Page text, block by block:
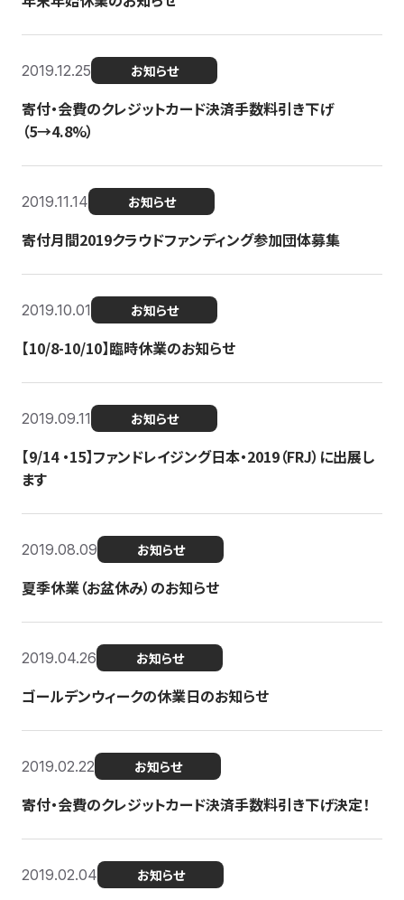
2019.12.25 お知らせ
寄付・会費のクレジットカード決済手数料引き下げ
（5→4.8%）
2019.11.14 お知らせ
寄付月間2019クラウドファンディング参加団体募集
2019.10.01 お知らせ
【10/8-10/10】臨時休業のお知らせ
2019.09.11 お知らせ
【9/14 ・15】ファンドレイジング日本・2019（FRJ）に出展し
ます
2019.08.09 お知らせ
夏季休業（お盆休み）のお知らせ
2019.04.26 お知らせ
ゴールデンウィークの休業日のお知らせ
2019.02.22 お知らせ
寄付・会費のクレジットカード決済手数料引き下げ決定！
2019.02.04 お知らせ